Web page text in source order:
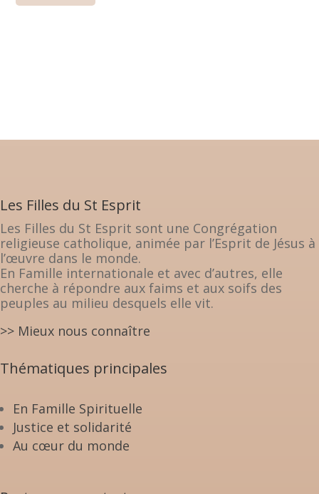
Les Filles du St Esprit
Les Filles du St Esprit sont une Congrégation
religieuse catholique, animée par l’Esprit de Jésus à
l’œuvre dans le monde.
En Famille internationale et avec d’autres, elle
cherche à répondre aux faims et aux soifs des
peuples au milieu desquels elle vit.
>> Mieux nous connaître
Thématiques principales
En Famille Spirituelle
Justice et solidarité
Au cœur du monde